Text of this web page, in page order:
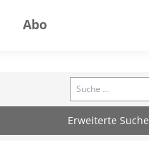
Abo
Search
Erweiterte Suche